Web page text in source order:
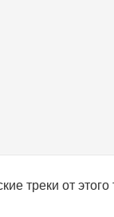
треки от этого